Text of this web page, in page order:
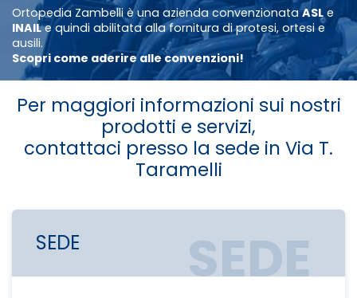
Ortopedia Zambelli è una azienda convenzionataASL e
INAILe quindi abilitata alla fornitura di protesi, ortesi e
ausili.
Scopri come aderire alle convenzioni!
Per maggiori informazioni sui nostri
prodotti e servizi,
contattaci presso la sede in Via T.
Taramelli
SEDE SEDE